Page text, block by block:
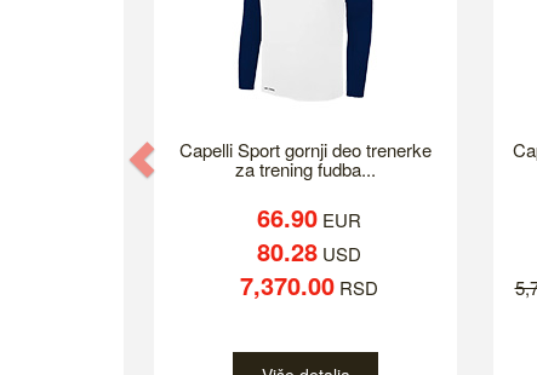
Capelli Sport gornji deo trenerke
za trening fudba...
66.90EUR
80.28USD
7,370.00RSD
Previous